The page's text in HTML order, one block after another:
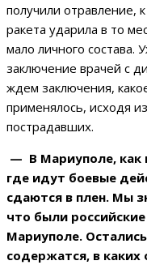
получили отравление,
ракета ударила в то
мало личного
заключение врачей с
ждем заключения,
применялось, исходя
пострадавших.
— В Мариуполе, как
где идут боевые
сдаются в плен. Мы
что были
Мариуполе.
содержатся, в каких